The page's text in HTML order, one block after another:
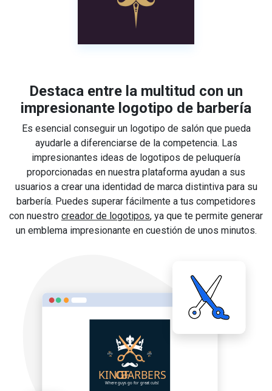
Destaca entre la multitud con un
impresionante logotipo de barbería
Es esencial conseguir un logotipo de salón que pueda
ayudarle a diferenciarse de la competencia. Las
impresionantes ideas de logotipos de peluquería
proporcionadas en nuestra plataforma ayudan a sus
usuarios a crear una identidad de marca distintiva para su
barbería. Puedes superar fácilmente a tus competidores
con nuestro creador de logotipos, ya que te permite generar
un emblema impresionante en cuestión de unos minutos.